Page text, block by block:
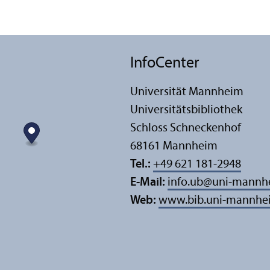
InfoCenter
Universität Mannheim
Universitäts­bibliothek
Schloss Schneckenhof
68161 Mannheim
Tel.: +49 621 181-2948
E-Mail: info.ub@uni-
Web: www.bib.uni-